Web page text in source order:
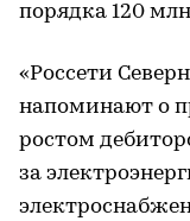
порядка 120
«Россети
напоминают о
ростом
за